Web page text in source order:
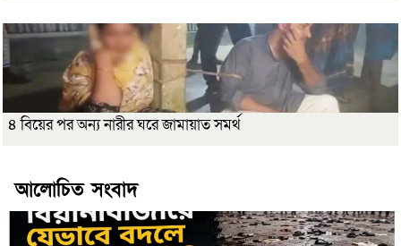
৪ বিয়ের পর অন্য নারীর ঘরে জামায়াত সমর্থ
আলোচিত সংবাদ